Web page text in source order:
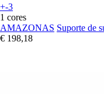
+-3
1 cores
AMAZONAS Suporte de
€ 198,18